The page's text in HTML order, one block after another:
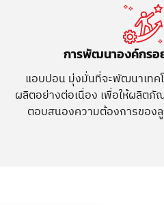
การพัฒนาองค์กรอ
แอบปอน มุ่งมั่นที่จะพัฒนาเทค
ผลิตอย่างต่อเนื่อง เพื่อให้ผลิต
ตอบสนองความต้องการของ